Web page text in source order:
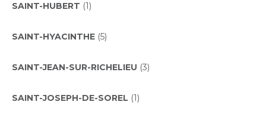
SAINT-HUBERT (1)
SAINT-HYACINTHE (5)
SAINT-JEAN-SUR-RICHELIEU (3)
SAINT-JOSEPH-DE-SOREL (1)